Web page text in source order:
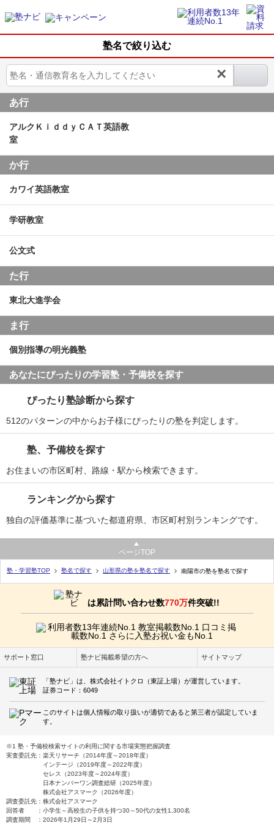
塾名で絞り込む
×
あ行
アルクＫｉｄｄｙＣＡＴ英語教
室
か行
カワイ英語教室
学研教室
公文式
た行
東北大進学会
ま行
個別指導の明光義塾
あなたにぴったりの学習塾・予備校を探す
ぴったり塾診断から探す
512のパターンの中からお子様にぴったりの塾を判定します。
塾、予備校を探す
お住まいの市区町村、路線・駅から検索できます。
ランキングから探す
独自の評価基準に基づいた都道府県、市区町村別ランキングです。
ページTOP
塾・学習塾TOP 塾名で探す 山形県の塾を塾名で探す 南陽市の塾を塾名で探す
は累計問い合わせ数770万件突破!!
サポート窓口 塾ナビ掲載希望の方へ サイトマップ
「塾ナビ」は、株式会社イトクロ（東証上場）が運営しています。
証券コード：6049
このサイトは個人情報の取り扱いが適切であると第三者が認定していま
す。
※1 塾・予備校検索サイトの利用に関する市場実態把握調査
実査委託先：楽天リサーチ（2014年度～2018年度）
インテージ（2019年度～2022年度）
セレス（2023年度～2024年度）
日本ナンバーワン調査総研（2025年度）
株式会社アスマーク（2026年度）
調査委託先：株式会社アスマーク
回答者 ：小学生～高校生の子供を持つ30～50代の女性1,300名
調査期間 ：2026年1月29日～2月3日